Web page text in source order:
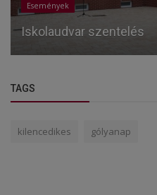
Események
Iskolaudvar szentelés
TAGS
kilencedikes gólyanap